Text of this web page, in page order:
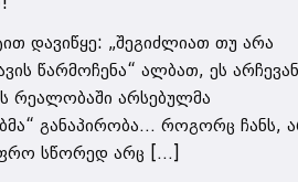
დავიწყე: „შეგიძლიათ თუ არა
წარმოჩენა“ ალბათ, ეს
არსებულმა
განაპირობა… როგორც ჩანს,
სწორედ არც […]